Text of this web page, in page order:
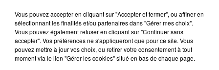
1er mai 2023 - 4 min 23 sec
LES INFOS DE L'HÉRAULT DU 01/05/2023 À
07H00
Vous pouvez accepter en cliquant sur "Accepter et fermer", ou affiner en
sélectionnant les finalités et/ou partenaires dans "Gérer mes choix".
Vous pouvez également refuser en cliquant sur "Continuer sans
accepter". Vos préférences ne s'appliqueront que pour ce site. Vous
pouvez mettre à jour vos choix, ou retirer votre consentement à tout
moment via le lien "Gérer les cookies" situé en bas de chaque page.